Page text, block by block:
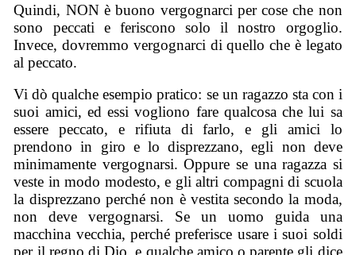
Quindi, NON è buono vergognarci per cose che non
sono peccati e feriscono solo il nostro orgoglio.
Invece, dovremmo vergognarci di quello che è legato
al peccato.
Vi dò qualche esempio pratico: se un ragazzo sta con i
suoi amici, ed essi vogliono fare qualcosa che lui sa
essere peccato, e rifiuta di farlo, e gli amici lo
prendono in giro e lo disprezzano, egli non deve
minimamente vergognarsi. Oppure se una ragazza si
veste in modo modesto, e gli altri compagni di scuola
la disprezzano perché non è vestita secondo la moda,
non deve vergognarsi. Se un uomo guida una
macchina vecchia, perché preferisce usare i suoi soldi
per il regno di Dio, e qualche amico o parente gli dice